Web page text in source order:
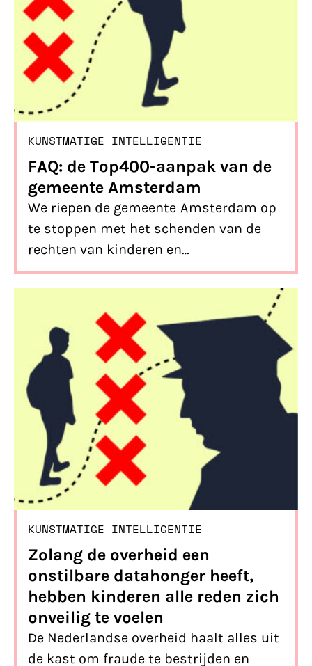
KUNSTMATIGE INTELLIGENTIE
FAQ: de Top400-aanpak van de
gemeente Amsterdam
We riepen de gemeente Amsterdam op
te stoppen met het schenden van de
rechten van kinderen en
jongvolwassenen die in de Top400-
aanpak zijn opgenomen. Maar wat
houdt die aanpak in en wat eisten wij
precies van de gemeente? We nemen je
mee in een aantal veelgestelde vragen.
KUNSTMATIGE INTELLIGENTIE
Zolang de overheid een
onstilbare datahonger heeft,
hebben kinderen alle reden zich
onveilig te voelen
De Nederlandse overheid haalt alles uit
de kast om fraude te bestrijden en